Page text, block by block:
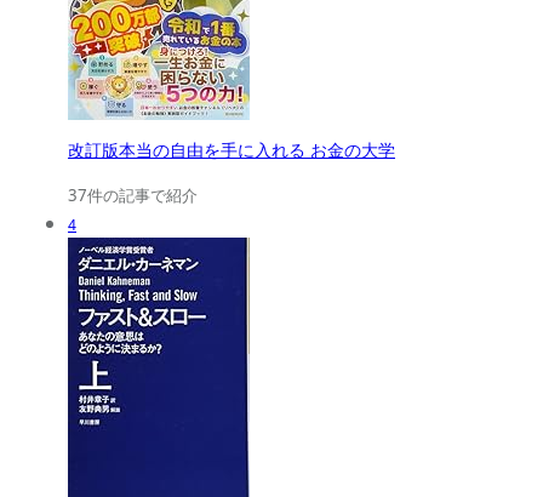
改訂版本当の自由を手に入れる お金の大学
37件の記事で紹介
4